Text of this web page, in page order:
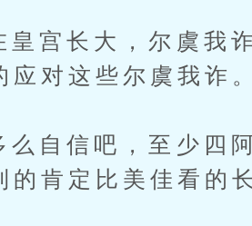
长大，尔虞我诈
对这些尔虞我诈。
信吧，至少四阿
肯定比美佳看的